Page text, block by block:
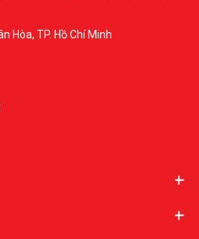
Hòa, TP. Hồ Chí Minh